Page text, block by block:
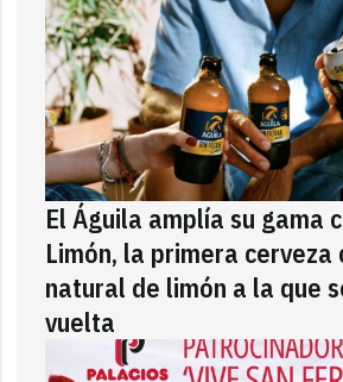
El Águila amplía su gama
Limón, la primera cerveza
natural de limón a la que
vuelta